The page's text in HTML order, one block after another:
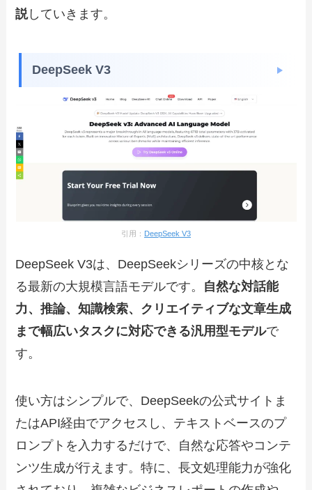
説していきます。
DeepSeek V3
引用： DeepSeek V3
DeepSeek V3は、DeepSeekシリーズの中核とな
る最新の大規模言語モデルです。 自然な対話能
力、推論、知識検索、クリエイティブな文章生成
まで幅広いタスクに対応できる汎用型モデルで
す。
使い方はシンプルで、DeepSeekの公式サイトま
たはAPI経由でアクセスし、テキストベースのプ
ロンプトを入力するだけで、自然な応答やコンテ
ンツ生成が行えます。特に、長文処理能力が強化